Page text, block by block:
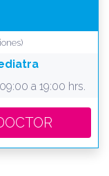
a 19:00 hrs.
DOCTOR